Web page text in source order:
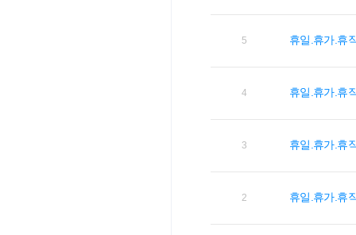
5 휴일.휴가.휴
4 휴일.휴가.휴
3 휴일.휴가.휴
2 휴일.휴가.휴